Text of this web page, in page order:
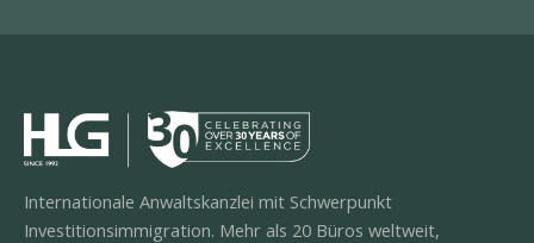
Internationale Anwaltskanzlei mit Schwerpunkt
Investitionsimmigration. Mehr als 20 Büros weltweit,